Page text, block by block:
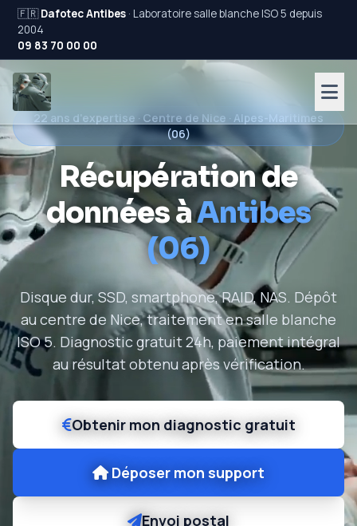
🇫🇷Dafotec Antibes · Laboratoire salle blanche ISO 5 depuis
2004
09 83 70 00 00
22 ans d'expertise · Centre de Nice · Alpes-Maritimes
(06)
Récupération de
données àAntibes
(06)
Disque dur, SSD, smartphone, RAID, NAS. Dépôt
au centre de Nice, traitement en salle blanche
ISO 5. Diagnostic gratuit 24h, paiement intégral
au résultat obtenu après vérification.
Obtenir mon diagnostic gratuit
Déposer mon support
Envoi postal